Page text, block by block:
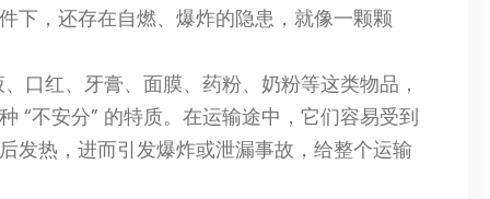
下，还存在自燃、爆炸的隐患，就像一颗颗
口红、牙膏、面膜、药粉、奶粉等这类物品，
“不安分” 的特质。在运输途中，它们容易受到
发热，进而引发爆炸或泄漏事故，给整个运输